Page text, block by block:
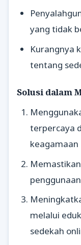
yang tidak
Kurangnya
tentang
Solusi dalam
terpercaya
keagamaan
melalui
sedekah